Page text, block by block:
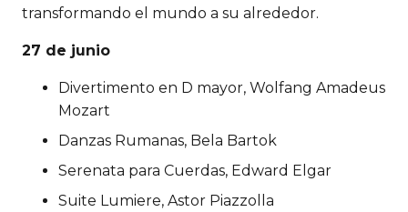
transformando el mundo a su alrededor.
27 de junio
Divertimento en D mayor, Wolfang Amadeus
Mozart
Danzas Rumanas, Bela Bartok
Serenata para Cuerdas, Edward Elgar
Suite Lumiere, Astor Piazzolla